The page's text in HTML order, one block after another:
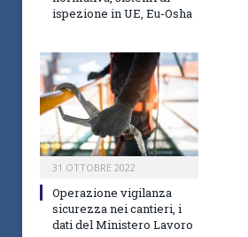
ispezione in UE, Eu-Osha
31 OTTOBRE 2022
Operazione vigilanza
sicurezza nei cantieri, i
dati del Ministero Lavoro